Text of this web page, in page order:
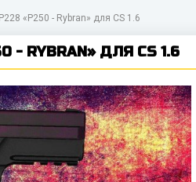
«P250 - Rybran» для CS 1.6
RYBRAN» ДЛЯ CS 1.6